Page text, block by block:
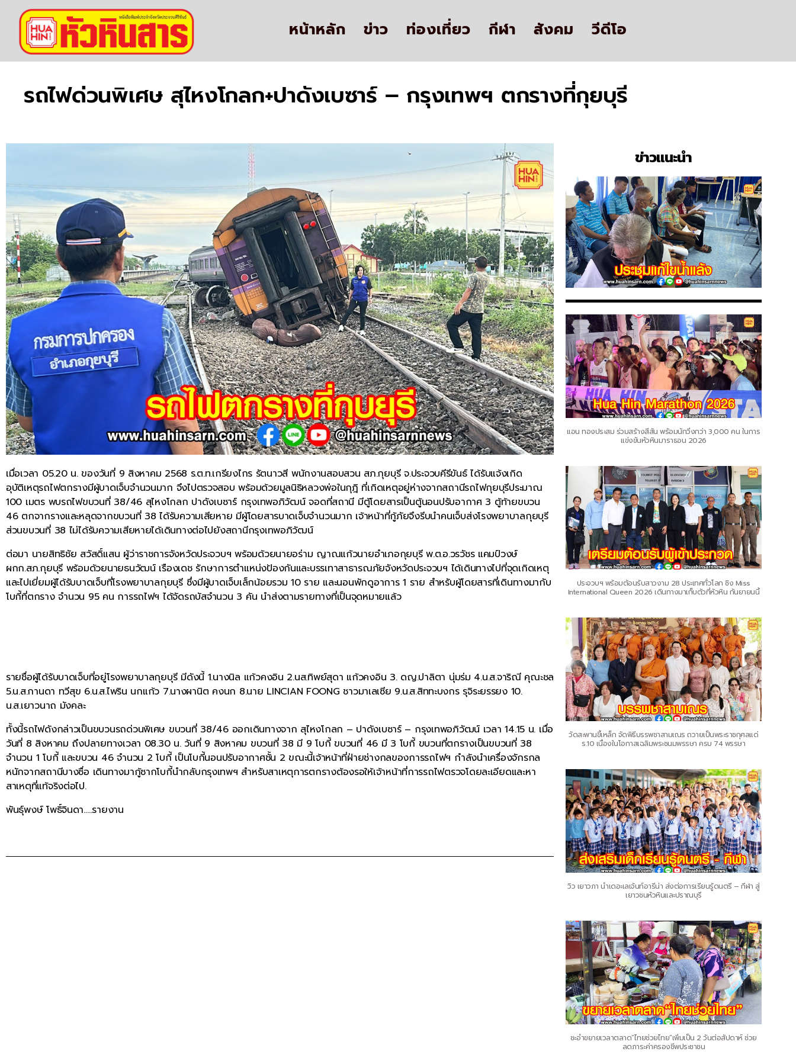
หน้าหลัก ข่าว ท่องเที่ยว กีฬา สังคม วีดีโอ
รถไฟด่วนพิเศษ สุไหงโกลก+ปาดังเบซาร์ – กรุงเทพฯ ตกรางที่กุยบุรี
เมื่อเวลา 05.20 น. ของวันที่ 9 สิงหาคม 2568 ร.ต.ท.เกรียงไกร รัตนาวสี พนักงานสอบสวน สภ.กุยบุรี จ.ประจวบคีรีขันธ์ ได้รับแจ้งเกิด
อุบัติเหตุรถไฟตกรางมีผู้บาดเจ็บจำนวนมาก จึงไปตรวจสอบ พร้อมด้วยมูลนิธิหลวงพ่อในกุฎิ ที่เกิดเหตุอยู่ห่างจากสถานีรถไฟกุยบุรีประมาณ
100 เมตร พบรถไฟขบวนที่ 38/46 สุไหงโกลก ปาดังเบซาร์ กรุงเทพอภิวัฒน์ จอดที่สถานี มีตู้โดยสารเป็นตู้นอนปรับอากาศ 3 ตู้ท้ายขบวน
46 ตกจากรางและหลุดจากขบวนที่ 38 ได้รับความเสียหาย มีผู้โดยสารบาดเจ็บจำนวนมาก เจ้าหน้าที่กู้ภัยจึงรีบนำคนเจ็บส่งโรงพยาบาลกุยบุรี
ส่วนขบวนที่ 38 ไม่ได้รับความเสียหายได้เดินทางต่อไปยังสถานีกรุงเทพอภิวัฒน์
ต่อมา นายสิทธิชัย สวัสดิ์แสน ผู้ว่าราชการจังหวัดประจวบฯ พร้อมด้วยนายอร่าม ญาณแก้วนายอำเภอกุยบุรี พ.ต.อ.วรวัชร แคมป์วงษ์
ผกก.สภ.กุยบุรี พร้อมด้วยนายธนวัฒน์ เรืองเดช รักษาการตำแหน่งป้องกันและบรรเทาสาธารณภัยจังหวัดประจวบฯ ได้เดินทางไปที่จุดเกิดเหตุ
และไปเยี่ยมผู้ได้รับบาดเจ็บที่โรงพยาบาลกุยบุรี ซึ่งมีผู้บาดเจ็บเล็กน้อยรวม 10 ราย และนอนพักดูอาการ 1 ราย สำหรับผู้โดยสารที่เดินทางมากับ
โบกี้ที่ตกราง จำนวน 95 คน การรถไฟฯ ได้จัดรถบัสจำนวน 3 คัน นำส่งตามรายทางที่เป็นจุดหมายแล้ว
รายชื่อผู้ได้รับบาดเจ็บที่อยู่โรงพยาบาลกุยบุรี มีดังนี้ 1.นางนิล แก้วคงอิน 2.นส.ทิพย์สุดา แก้วคงอิน 3. ดญ.ปาลิตา นุ่มร่ม 4.น.ส.จาริณี คุณะชล
5.น.ส.กานดา ทวีสุข 6.น.ส.ไพริน นกแก้ว 7.นางผานิต คงนก 8.นาย LINCIAN FOONG ชาวมาเลเซีย 9.น.ส.สิททะบงกร รุจิระยรรยง 10.
น.ส.เยาวนาถ มังคละ
ทั้งนี้รถไฟดังกล่าวเป็นขบวนรถด่วนพิเศษ ขบวนที่ 38/46 ออกเดินทางจาก สุไหงโกลก – ปาดังเบซาร์ – กรุงเทพอภิวัฒน์ เวลา 14.15 น. เมื่อ
วันที่ 8 สิงหาคม ถึงปลายทางเวลา 08.30 น. วันที่ 9 สิงหาคม ขบวนที่ 38 มี 9 โบกี้ ขบวนที่ 46 มี 3 โบกี้ ขบวนที่ตกรางเป็นขบวนที่ 38
จำนวน 1 โบกี้ และขบวน 46 จำนวน 2 โบกี้ เป็นโบกี้นอนปรับอากาศชั้น 2 ขณะนี้เจ้าหน้าที่ฝ่ายช่างกลของการรถไฟฯ กำลังนำเครื่องจักรกล
หนักจากสถานีบางซื่อ เดินทางมากู้ซากโบกี้นำกลับกรุงเทพฯ สำหรับสาเหตุการตกรางต้องรอให้เจ้าหน้าที่การรถไฟตรวจโดยละเอียดและหา
สาเหตุที่แท้จริงต่อไป.
พันธุ์พงษ์ โพธิ์จินดา…..รายงาน
ข่าวแนะนำ
แอน ทองประสม ร่วมสร้างสีสัน พร้อมนักวิ่งกว่า 3,000 คน ในการ
แข่งขันหัวหินมาราธอน 2026
ประจวบฯ พร้อมต้อนรับสาวงาม 28 ประเทศทั่วโลก ชิง Miss
International Queen 2026 เดินทางมาเก็บตัวที่หัวหิน กันยายนนี้
วัดสะพานขี้เหล็ก จัดพิธีบรรพชาสามเณร ถวายเป็นพระราชกุศลแด่
ร.10 เนื่องในโอกาสเฉลิมพระชนมพรรษา ครบ 74 พรรษา
วิว เยาวภา นำเดอะเลเจ้นท์อารีน่า ส่งต่อการเรียนรู้ดนตรี – กีฬา สู่
เยาวชนหัวหินและปราณบุรี
ชะอำขยายเวลาตลาด“ไทยช่วยไทย”เพิ่มเป็น 2 วันต่อสัปดาห์ ช่วย
ลดภาระค่าครองชีพประชาชน